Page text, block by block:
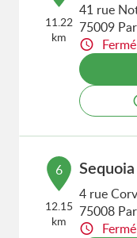
11.22
km
41 rue
75009
6
12.15
km
4 rue
75008